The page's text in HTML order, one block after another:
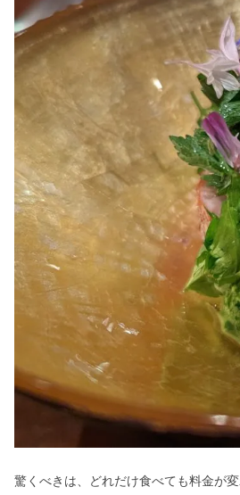
驚くべきは、どれだけ食べても料金が